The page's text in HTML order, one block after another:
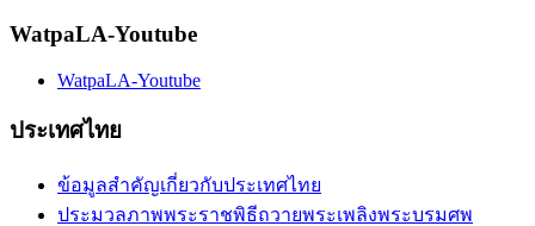
WatpaLA-Youtube
WatpaLA-Youtube
ประเทศไทย
ข้อมูลสำคัญเกี่ยวกับประเทศไทย
ประมวลภาพพระราชพิธีถวายพระเพลิงพระบรมศพ